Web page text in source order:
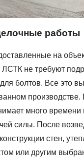
работы
на
ЛСТК не требуют
болтов. Все это
производстве.
много времени
силы. После
стен,
или другим